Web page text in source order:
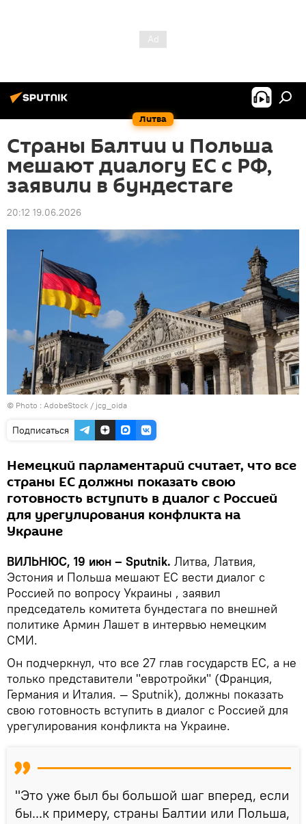
Литва
Страны Балтии и Польша
мешают диалогу ЕС с РФ,
заявили в бундестаге
20:12 19.06.2026
© Photo : AdobeStock / jcg_oida
Подписаться
Немецкий парламентарий считает, что все
страны ЕС должны показать свою
готовность вступить в диалог с Россией
для урегулирования конфликта на
Украине
ВИЛЬНЮС, 19 июн – Sputnik. Литва, Латвия,
Эстония и Польша мешают ЕС вести диалог с
Россией по вопросу Украины , заявил
председатель комитета бундестага по внешней
политике Армин Лашет в интервью немецким
СМИ.
Он подчеркнул, что все 27 глав государств ЕС, а не
только представители "евротройки" (Франция,
Германия и Италия. — Sputnik), должны показать
свою готовность вступить в диалог с Россией для
урегулирования конфликта на Украине.
"Это уже был бы большой шаг вперед, если
бы...к примеру, страны Балтии или Польша,